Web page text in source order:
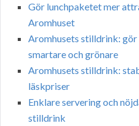
Gör lunchpaketet mer
Aromhuset
Aromhusets stilldrink:
smartare och grönare
Aromhusets stilldrink:
läskpriser
Enklare servering och
stilldrink